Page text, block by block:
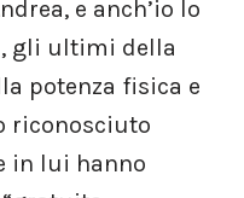
e anch’io lo
gli ultimi della
potenza fisica e
riconosciuto
in lui hanno